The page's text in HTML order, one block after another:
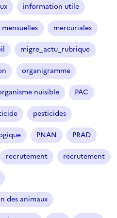
information utile
mensuelles mercuriales
migre_actu_rubrique
organigramme
nuisible PAC
pesticides
PNAN PRAD
recrutement recrutement
des animaux